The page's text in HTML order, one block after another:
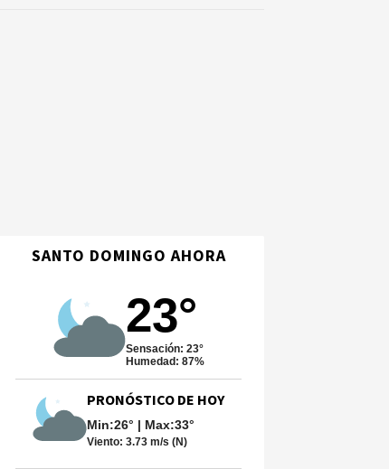
SANTO DOMINGO AHORA
23°
Sensación: 23°
Humedad: 87%
PRONÓSTICO DE HOY
Min:26° | Max:33°
Viento: 3.73 m/s (N)